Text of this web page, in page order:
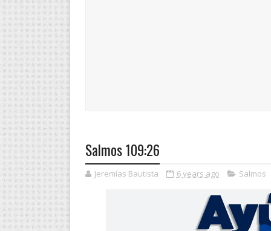
Salmos 109:26
Jeremías Bautista 6 years ago Salmos